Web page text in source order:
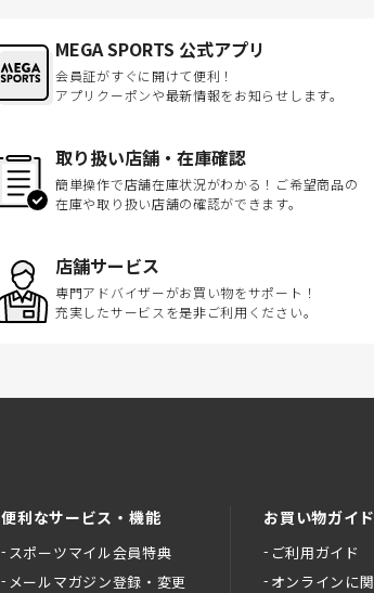
MEGA SPORTS 公式アプリ
会員証がすぐに開けて便利！
アプリクーポンや最新情報をお知らせします。
取り扱い店舗・在庫確認
簡単操作で店舗在庫状況がわかる！ご希望商品の
在庫や取り扱い店舗の確認ができます。
店舗サービス
専門アドバイザーがお買い物をサポート！
充実したサービスを是非ご利用ください。
便利なサービス・機能
スポーツマイル会員特典
メールマガジン登録・変更
お買い物ガイド
ご利用ガイド
オンラインに